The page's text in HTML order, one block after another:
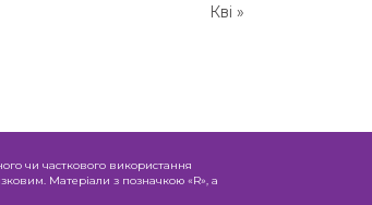
Кві »
чи часткового використання
Матеріали з позначкою «R», а